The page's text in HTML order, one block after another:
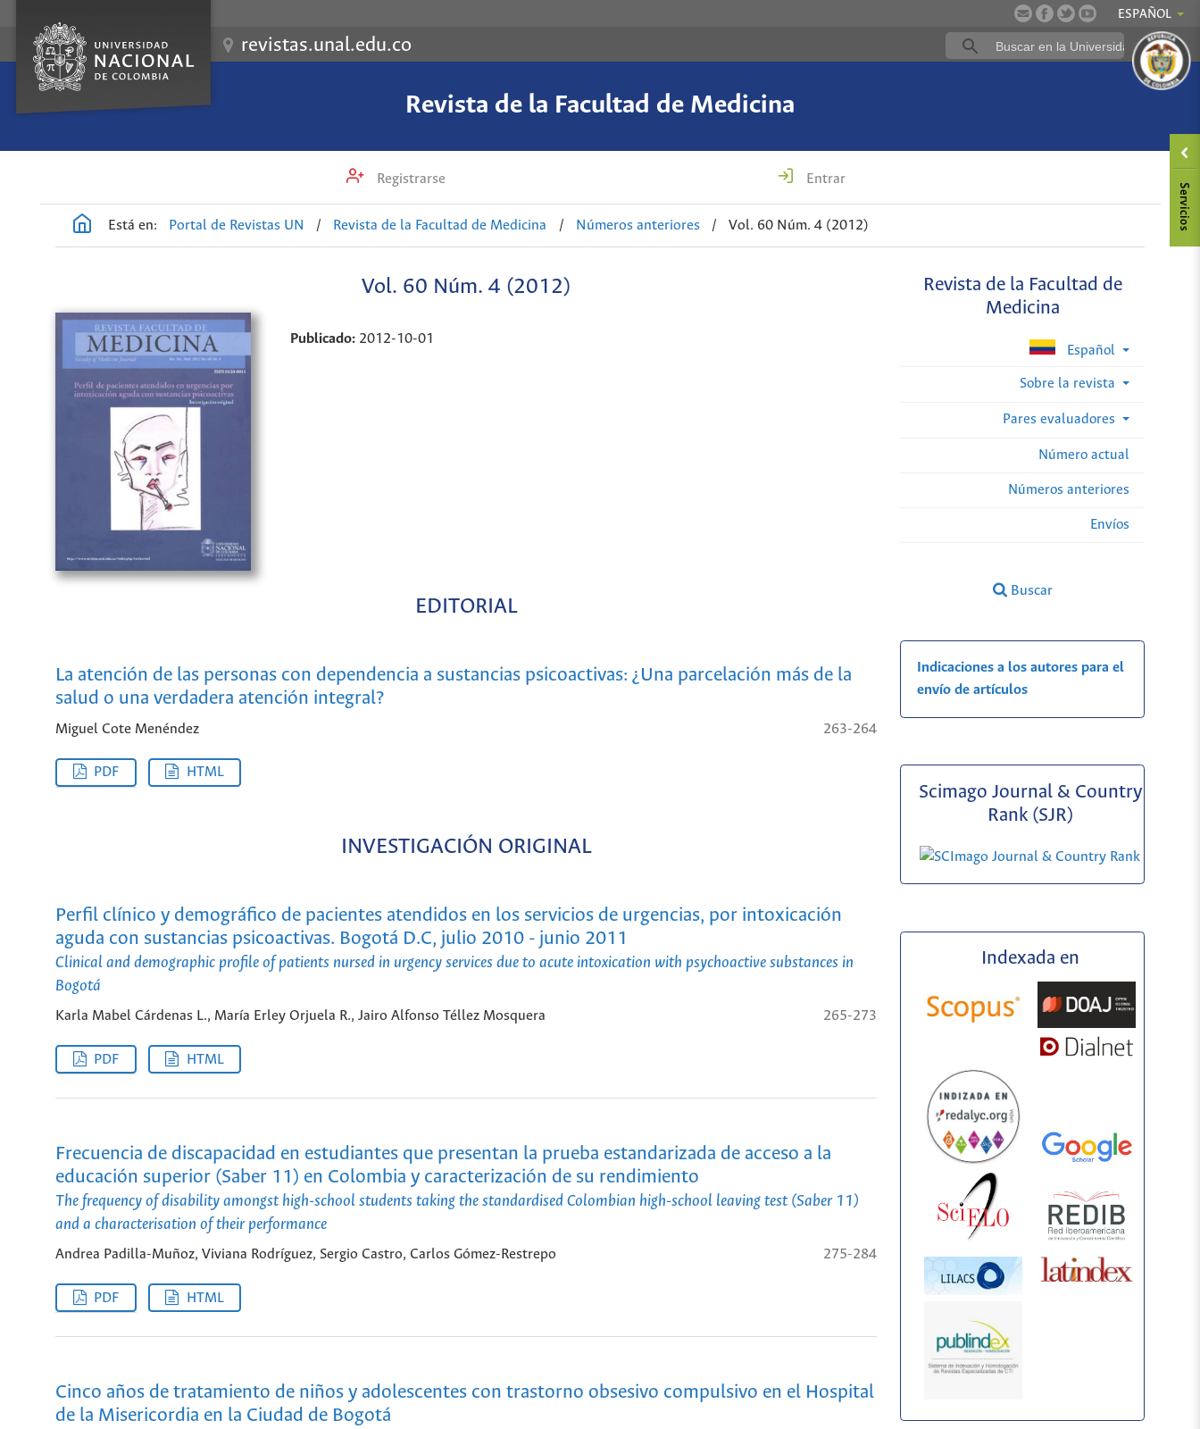
ESPAÑOL
revistas.unal.edu.co
Revista de la Facultad de Medicina
Registrarse Entrar
Está en: Portal de Revistas UN / Revista de la Facultad de Medicina / Números anteriores / Vol. 60 Núm. 4 (2012)
Revista de la Facultad de
Medicina
Español
Sobre la revista
Pares evaluadores
Número actual
Números anteriores
Envíos
Buscar
Vol. 60 Núm. 4 (2012)
Publicado: 2012-10-01
EDITORIAL
La atención de las personas con dependencia a sustancias psicoactivas: ¿Una parcelación más de la
salud o una verdadera atención integral?
Miguel Cote Menéndez 263-264
PDF HTML
INVESTIGACIÓN ORIGINAL
Perfil clínico y demográfico de pacientes atendidos en los servicios de urgencias, por intoxicación
aguda con sustancias psicoactivas. Bogotá D.C, julio 2010 - junio 2011
Clinical and demographic profile of patients nursed in urgency services due to acute intoxication with psychoactive substances in
Bogotá
Karla Mabel Cárdenas L., María Erley Orjuela R., Jairo Alfonso Téllez Mosquera 265-273
PDF HTML
Frecuencia de discapacidad en estudiantes que presentan la prueba estandarizada de acceso a la
educación superior (Saber 11) en Colombia y caracterización de su rendimiento
The frequency of disability amongst high-school students taking the standardised Colombian high-school leaving test (Saber 11)
and a characterisation of their performance
Andrea Padilla-Muñoz, Viviana Rodríguez, Sergio Castro, Carlos Gómez-Restrepo 275-284
PDF HTML
Cinco años de tratamiento de niños y adolescentes con trastorno obsesivo compulsivo en el Hospital
de la Misericordia en la Ciudad de Bogotá
Indicaciones a los autores para el
envío de artículos
Scimago Journal & Country
Rank (SJR)
Indexada en